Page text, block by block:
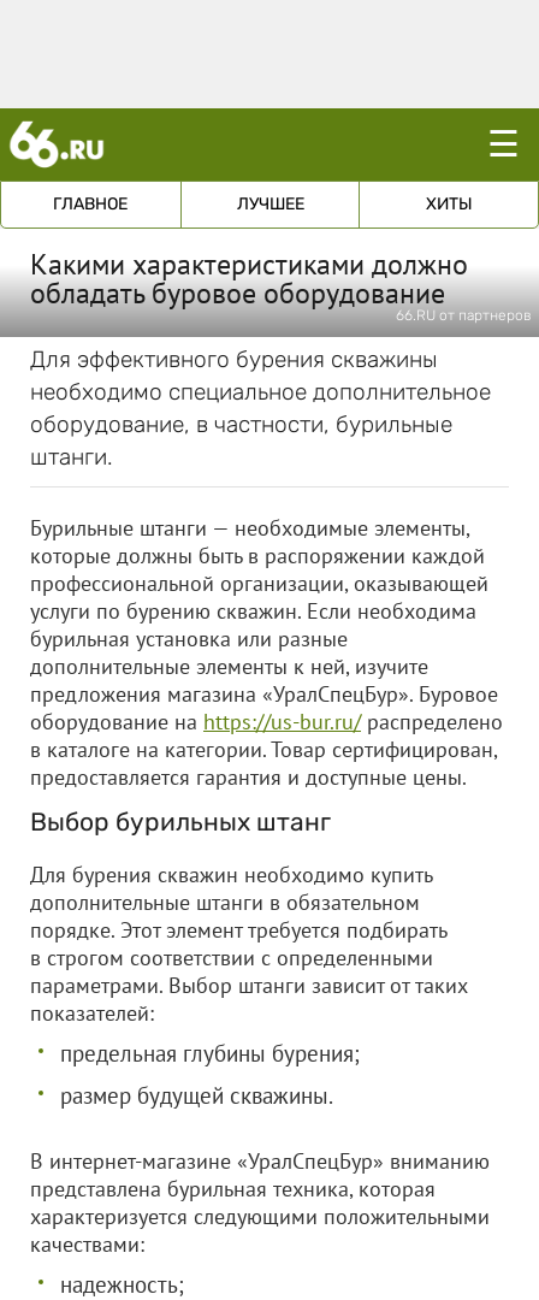
☰
ГЛАВНОЕ ЛУЧШЕЕ ХИТЫ
Какими характеристиками должно
обладать буровое оборудование
66.RU от партнеров
Для эффективного бурения скважины
необходимо специальное дополнительное
оборудование, в частности, бурильные
штанги.
Бурильные штанги — необходимые элементы,
которые должны быть в распоряжении каждой
профессиональной организации, оказывающей
услуги по бурению скважин. Если необходима
бурильная установка или разные
дополнительные элементы к ней, изучите
предложения магазина «УралСпецБур». Буровое
оборудование на https://us-bur.ru/распределено
в каталоге на категории. Товар сертифицирован,
предоставляется гарантия и доступные цены.
Выбор бурильных штанг
Для бурения скважин необходимо купить
дополнительные штанги в обязательном
порядке. Этот элемент требуется подбирать
в строгом соответствии с определенными
параметрами. Выбор штанги зависит от таких
показателей:
предельная глубины бурения;
размер будущей скважины.
В интернет-магазине «УралСпецБур» вниманию
представлена бурильная техника, которая
характеризуется следующими положительными
качествами:
надежность;